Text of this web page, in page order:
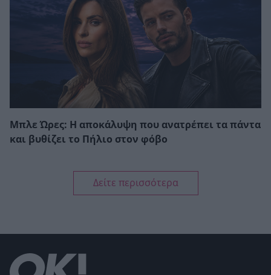
Μπλε Ώρες: Η αποκάλυψη που ανατρέπει τα πάντα
και βυθίζει το Πήλιο στον φόβο
Δείτε περισσότερα